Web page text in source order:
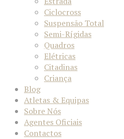
Ciclocross
Suspensão Total
Semi-Rígidas
Quadros
Elétricas
Citadinas
Criança
Blog
Atletas & Equipas
Sobre Nós
Agentes Oficiais
Contactos